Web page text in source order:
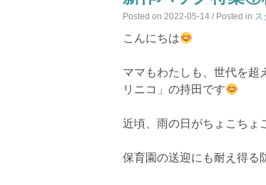
Posted on 2022-05-14 / Posted in ス
こんにちは
ママもわたしも、世代を超
リニコ」の持田です
近頃、雨の日がちょこちょ
保育園の送迎にも耐え得る